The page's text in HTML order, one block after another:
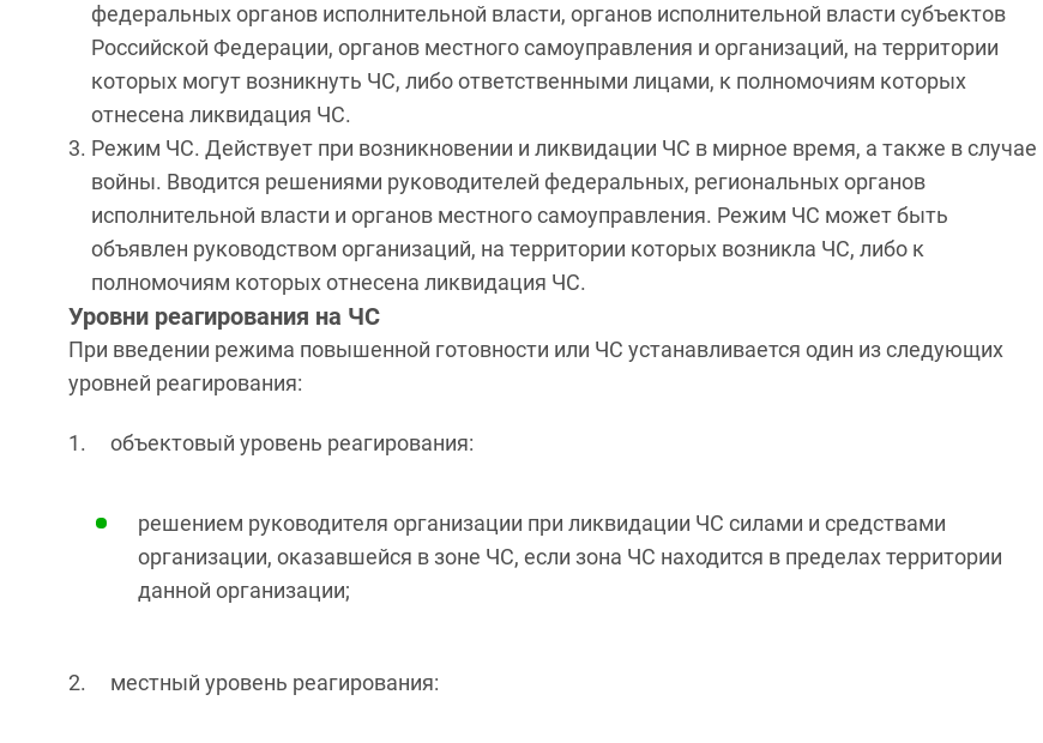
федеральных органов исполнительной власти, органов исполнительной власти субъектов
Российской Федерации, органов местного самоуправления и организаций, на территории
которых могут возникнуть ЧС, либо ответственными лицами, к полномочиям которых
отнесена ликвидация ЧС.
Режим ЧС. Действует при возникновении и ликвидации ЧС в мирное время, а также в случае
войны. Вводится решениями руководителей федеральных, региональных органов
исполнительной власти и органов местного самоуправления. Режим ЧС может быть
объявлен руководством организаций, на территории которых возникла ЧС, либо к
полномочиям которых отнесена ликвидация ЧС.
Уровни реагирования на ЧС
При введении режима повышенной готовности или ЧС устанавливается один из следующих
уровней реагирования:
1. объектовый уровень реагирования:
решением руководителя организации при ликвидации ЧС силами и средствами
организации, оказавшейся в зоне ЧС, если зона ЧС находится в пределах территории
данной организации;
2. местный уровень реагирования: